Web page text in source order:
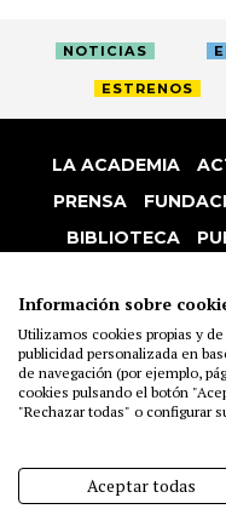
NOTICIAS
ESTRENOS
LA ACADEMIA
PRENSA
BIBLIOTECA
Información sobre
Utilizamos cookies propias y
publicidad personalizada en
de navegación (por ejemplo,
cookies pulsando el botón
"Rechazar todas" o configurar
Aceptar todas